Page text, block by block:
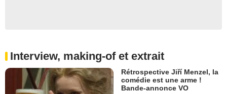
Interview, making-of et extrait
Rétrospective Jiří Menzel, la
comédie est une arme !
Bande-annonce VO